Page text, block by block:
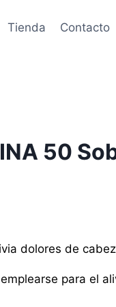
Tienda Contacto
50
dolores de
para el